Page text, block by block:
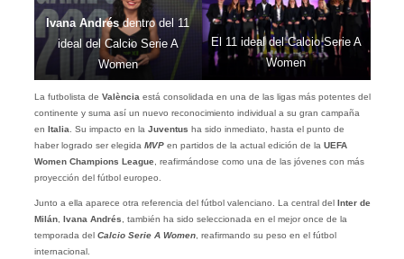
Ivana Andrés dentro del 11
ideal del Calcio Serie A
Women
El 11 ideal del Calcio Serie A
Women
La futbolista de València está consolidada en una de las ligas más potentes del
continente y suma así un nuevo reconocimiento individual a su gran campaña
en Italia . Su impacto en la Juventus ha sido inmediato, hasta el punto de
haber logrado ser elegida MVPen partidos de la actual edición de la UEFA
Women Champions League, reafirmándose como una de las jóvenes con más
proyección del fútbol europeo.
Junto a ella aparece otra referencia del fútbol valenciano. La central del Inter de
Milán, Ivana Andrés , también ha sido seleccionada en el mejor once de la
temporada del Calcio Serie A Women, reafirmando su peso en el fútbol
internacional.